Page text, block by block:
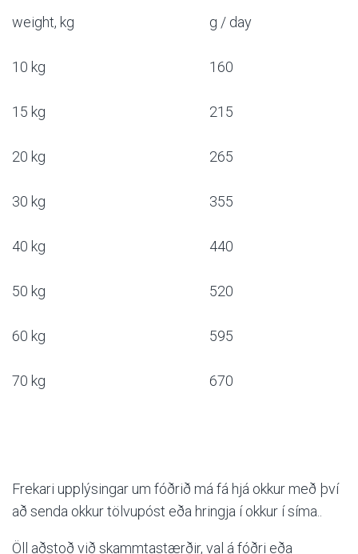
weight, kg g / day
10 kg 160
15 kg 215
20 kg 265
30 kg 355
40 kg 440
50 kg 520
60 kg 595
70 kg 670
Frekari upplýsingar um fóðrið má fá hjá okkur með því
að senda okkur tölvupóst eða hringja íokkur ísíma..
Öll aðstoð við skammtastærðir, val á fóðri eða
Skiptir ekki máli hvort þau eru jákvæð eða neikvæð.
Athugaðu að við munum aldrei láta þriðja aðila hafa
hátt.